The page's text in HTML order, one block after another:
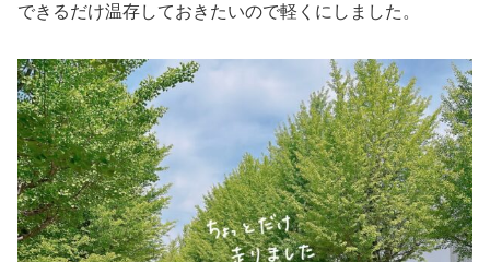
できるだけ温存しておきたいので軽くにしました。